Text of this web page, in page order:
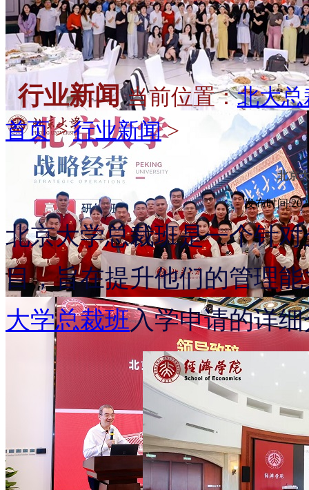
行业新闻 当前位置：北大总
首页>行业新闻>
北京
发布时间
北京大学总裁班是一个针
目，旨在提升他们的管理
大学总裁班入学申请的详